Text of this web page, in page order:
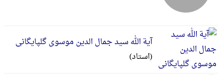
آیة الله سید جمال الدین موسوی گلپایگانی
(استاد)